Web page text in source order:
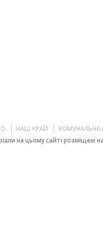
НАШ КРАЙ
КОМУНАЛЬНА
на цьому сайті розміщені